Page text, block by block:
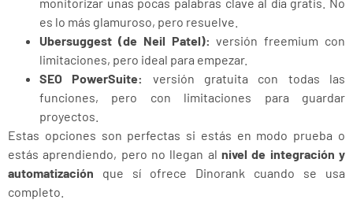
es lo más glamuroso, pero resuelve.
Ubersuggest (de Neil Patel): versión freemium con
limitaciones, pero ideal para empezar.
SEO PowerSuite:
versión gratuita con todas las
funciones, pero con limitaciones para guardar
proyectos.
Estas opciones son perfectas si estás en modo prueba o
estás aprendiendo, pero no llegan al nivel de integración y
automatización que sí ofrece Dinorank cuando se usa
completo.